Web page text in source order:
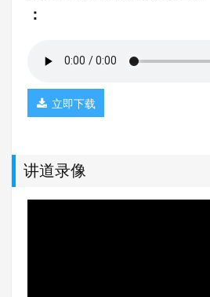
：
立即下载
讲道录像